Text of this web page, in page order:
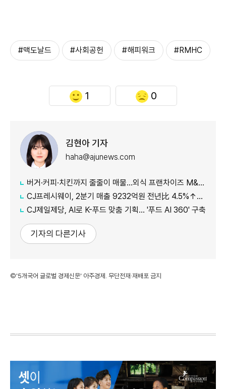
#맥도날드 #사회공헌 #해피워크 #RMHC
1 0
김현아 기자
haha@ajunews.com
버거·커피·치킨까지 줄줄이 매물…외식 프랜차이즈 M&A '활기'
CJ프레시웨이, 2분기 매출 9232억원 전년比 4.5%↑…'식봄' 성장세 뚜렷
CJ제일제당, AI로 K-푸드 맞춤 기획… '푸드 AI 360' 구축
기자의 다른기사
©'5개국어 글로벌 경제신문' 아주경제. 무단전재·재배포 금지